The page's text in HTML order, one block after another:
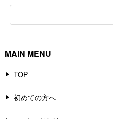
MAIN MENU
TOP
初めての方へ